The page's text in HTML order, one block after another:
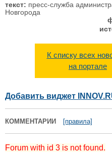
текст: пресс-служба
Новгорода
К списку всех
на портале
Добавить виджет
КОММЕНТАРИИ [правила]
Forum with id 3 is not found.